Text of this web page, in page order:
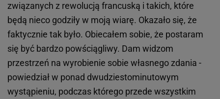
związanych z rewolucją francuską i takich, które
będą nieco godziły w moją wiarę. Okazało się, że
faktycznie tak było. Obiecałem sobie, że postaram
się być bardzo powściągliwy. Dam widzom
przestrzeń na wyrobienie sobie własnego zdania -
powiedział w ponad dwudziestominutowym
wystąpieniu, podczas którego przede wszystkim